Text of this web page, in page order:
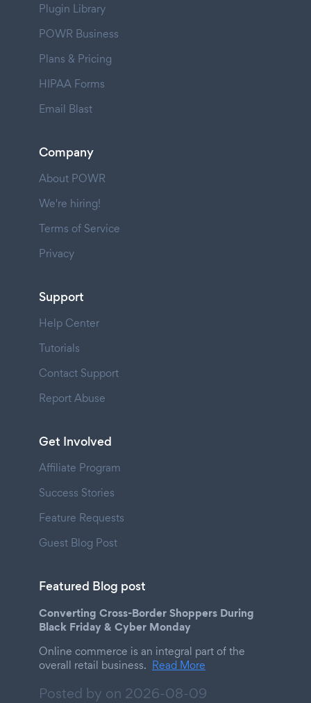
Plugin Library
POWR Business
Plans & Pricing
HIPAA Forms
Email Blast
Company
About POWR
We're hiring!
Terms of Service
Privacy
Support
Help Center
Tutorials
Contact Support
Report Abuse
Get Involved
Affiliate Program
Success Stories
Feature Requests
Guest Blog Post
Featured Blog post
Converting Cross-Border Shoppers During
Black Friday & Cyber Monday
Online commerce is an integral part of the
overall retail business. Read More
Posted by on 2026-08-09